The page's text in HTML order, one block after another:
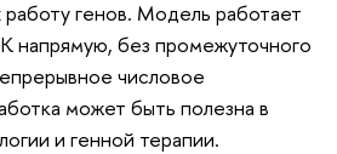
генов. Модель работает
напрямую, без промежуточного
числовое
может быть полезна в
и генной терапии.